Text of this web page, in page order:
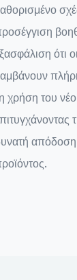
ότι
χρήση του